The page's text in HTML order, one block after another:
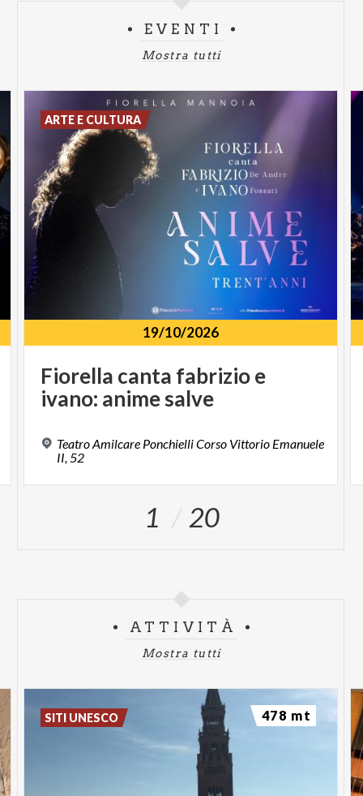
EVENTI
Mostra tutti
19/10/2026
Fiorella canta fabrizioe
ivano: animesalve
Teatro Amilcare Ponchielli Corso Vittorio Emanuele
II, 52
ARTE E CULTURA
1 20
ATTIVITÀ
Mostra tutti
SITI UNESCO 478 mt